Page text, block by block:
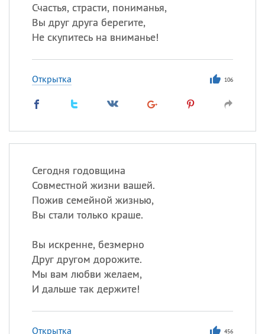
Счастья, страсти, пониманья,
Вы друг друга берегите,
Не скупитесь на вниманье!
Открытка 106
Сегодня годовщина
Совместной жизни вашей.
Пожив семейной жизнью,
Вы стали только краше.
Вы искренне, безмерно
Друг другом дорожите.
Мы вам любви желаем,
И дальше так держите!
Открытка 456